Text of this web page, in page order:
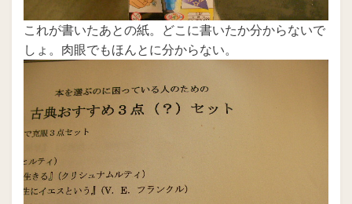
これが書いたあとの紙。どこに書いたか分からないで
しょ。肉眼でもほんとに分からない。